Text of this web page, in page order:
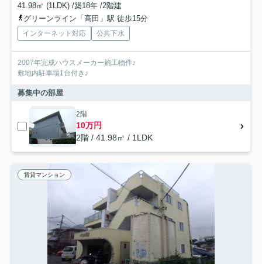
41.98㎡ (1LDK) /築18年 /2階建
グリーンライン「高田」駅 徒歩15分
インターネット対応 公共下水
2007年完成ハウスメーカー施工物件♪
敷地内駐車場1台付き♪
募集中の部屋
2階
10万円
2階 / 41.98㎡ / 1LDK
賃貸マンション